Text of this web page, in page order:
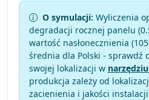
O symulacji: Wyliczenia
degradacji rocznej panelu (
wartość nasłonecznienia
średnia dla Polski - sprawdź
swojej lokalizacji w narzędziu
produkcja zależy od
zacienienia i jakości